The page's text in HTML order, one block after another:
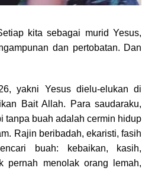
kita sebagai murid Yesus,
dan pertobatan. Dan
yakni Yesus dielu-elukan di
Bait Allah. Para saudaraku,
tanpa buah adalah cermin hidup
Rajin beribadah, ekaristi, fasih
buah: kebaikan, kasih,
pernah menolak orang lemah,